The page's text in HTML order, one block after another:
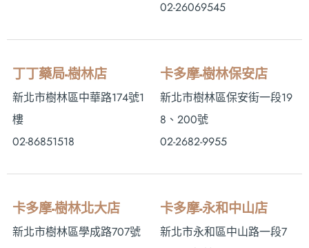
02-26069545
丁丁藥局-樹林店
新北市樹林區中華路174號1
樓
02-86851518
卡多摩-樹林保安店
新北市樹林區保安街一段19
8、200號
02-2682-9955
卡多摩-樹林北大店
新北市樹林區學成路707號
卡多摩-永和中山店
新北市永和區中山路一段7